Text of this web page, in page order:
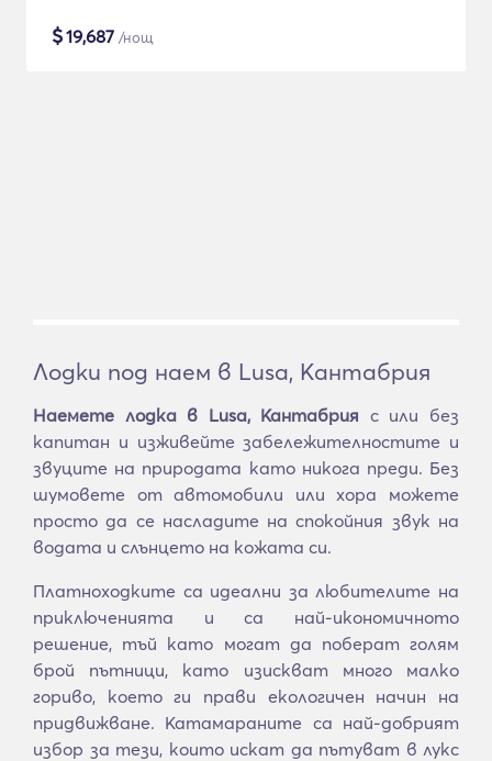
$19,687 /нощ
Лодки под наем в Lusa, Кантабрия
Наемете лодка в Lusa, Кантабрия с или без
капитан и изживейте забележителностите и
звуците на природата като никога преди. Без
шумовете от автомобили или хора можете
просто да се насладите на спокойния звук на
водата и слънцето на кожата си.
Платноходките са идеални за любителите на
приключенията и са най-икономичното
решение, тъй като могат да поберат голям
брой пътници, като изискват много малко
гориво, което ги прави екологичен начин на
придвижване. Катамараните са най-добрият
избор за тези, които искат да пътуват в лукс